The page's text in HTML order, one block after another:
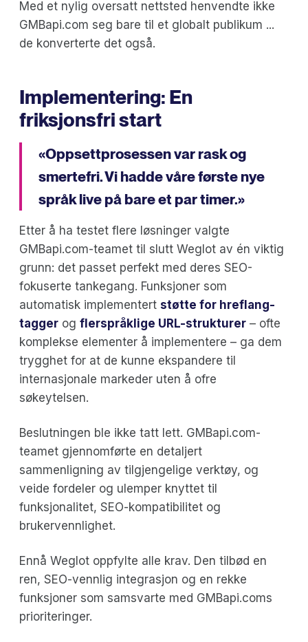
Med et nylig oversatt nettsted henvendte ikke
GMBapi.com seg bare til et globalt publikum ...
de konverterte det også.
Implementering: En
friksjonsfri start
«Oppsettprosessen var rask og
smertefri. Vi hadde våre første nye
språk live på bare et par timer.»
Etter å ha testet flere løsninger valgte
GMBapi.com-teamet til slutt Weglot av én viktig
grunn: det passet perfekt med deres SEO-
fokuserte tankegang. Funksjoner som
automatisk implementert støtte for hreflang-
tagger og flerspråklige URL-strukturer – ofte
komplekse elementer å implementere – ga dem
trygghet for at de kunne ekspandere til
internasjonale markeder uten å ofre
søkeytelsen.
Beslutningen ble ikke tatt lett. GMBapi.com-
teamet gjennomførte en detaljert
sammenligning av tilgjengelige verktøy, og
veide fordeler og ulemper knyttet til
funksjonalitet, SEO-kompatibilitet og
brukervennlighet.
Ennå Weglot oppfylte alle krav. Den tilbød en
ren, SEO-vennlig integrasjon og en rekke
funksjoner som samsvarte med GMBapi.coms
prioriteringer.